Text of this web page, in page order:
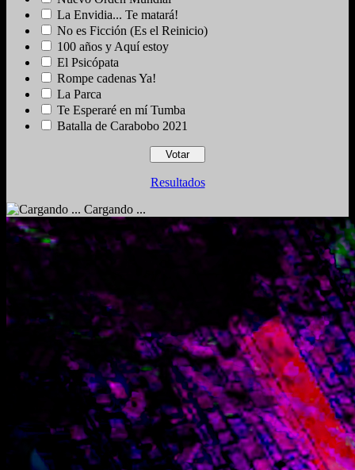
La Envidia... Te matará!
No es Ficción (Es el Reinicio)
100 años y Aquí estoy
El Psicópata
Rompe cadenas Ya!
La Parca
Te Esperaré en mí Tumba
Batalla de Carabobo 2021
Resultados
Cargando ...